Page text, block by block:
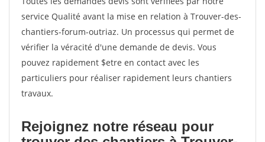
service Qualité avant la mise en relation à Trouver-des-
chantiers-forum-outriaz. Un processus qui permet de
vérifier la véracité d'une demande de devis. Vous
pouvez rapidement $etre en contact avec les
particuliers pour réaliser rapidement leurs chantiers
travaux.
Rejoignez notre réseau pour